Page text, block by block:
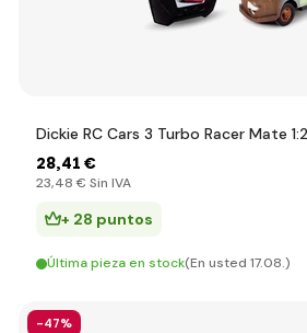
Dickie RC Cars 3 Turbo Racer Mate
28,41 €
23,48 € Sin IVA
+ 28 puntos
Última pieza en stock(En usted 17.08.)
-47%